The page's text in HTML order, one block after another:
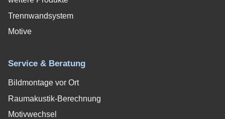
Trennwandsystem
Motive
Service & Beratung
Bildmontage vor Ort
Raumakustik-Berechnung
Motivwechsel